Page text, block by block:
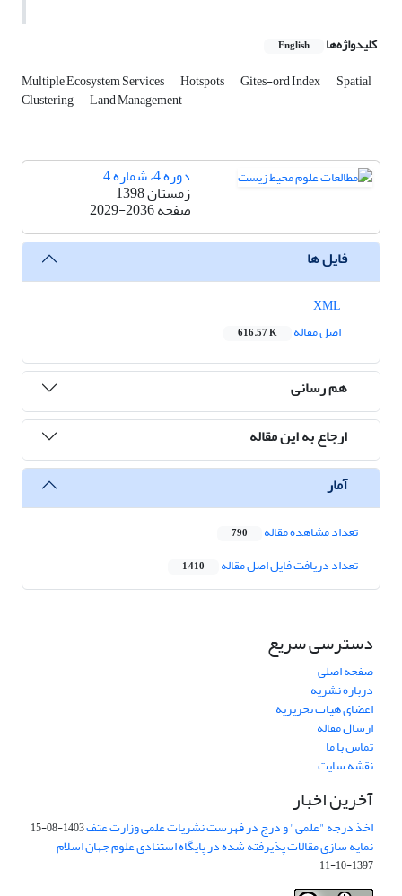
کلیدواژه‌ها English
Multiple Ecosystem Services Hotspots Gites-ord Index Spatial
Clustering Land Management
دوره 4، شماره 4
زمستان 1398
صفحه2029-2036
فایل ها
اصل مقاله
616.57 K
هم رسانی
ارجاع به این مقاله
آمار
تعداد مشاهده مقاله 790
تعداد دریافت فایل اصل مقاله 1,410
دسترسی سریع
صفحه اصلی
درباره نشریه
اعضای هیات تحریریه
ارسال مقاله
تماس با ما
نقشه سایت
آخرین اخبار
اخذ درجه "علمی" و درج در فهرست نشریات علمی وزارت عتف1403-08-15
نمایه سازی مقالات پذیرفته شده در پایگاه استنادی علوم جهان اسلام
1397-10-11